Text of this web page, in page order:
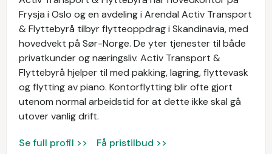
Frysja i Oslo og en avdeling i Arendal Activ Transport
& Flyttebyrå tilbyr flytteoppdrag i Skandinavia, med
hovedvekt på Sør-Norge. De yter tjenester til både
privatkunder og næringsliv. Activ Transport &
Flyttebyrå hjelper til med pakking, lagring, flyttevask
og flytting av piano. Kontorflytting blir ofte gjort
utenom normal arbeidstid for at dette ikke skal gå
utover vanlig drift.
Se full profil >> Få pristilbud >>